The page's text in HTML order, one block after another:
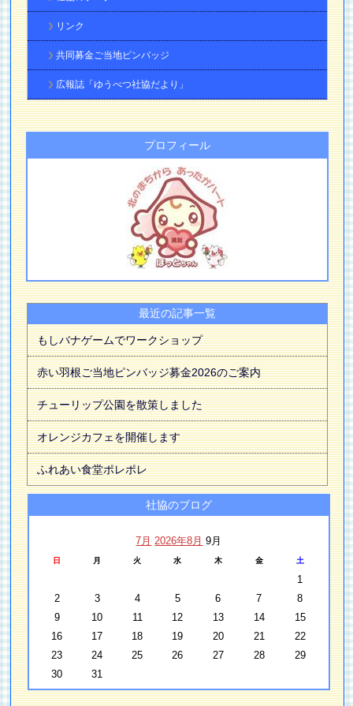
リンク
共同募金ご当地ピンバッジ
広報誌「ゆうべつ社協だより」
プロフィール
最近の記事一覧
もしバナゲームでワークショップ
赤い羽根ご当地ピンバッジ募金2026のご案内
チューリップ公園を散策しました
オレンジカフェを開催します
ふれあい食堂ポレポレ
社協のブログ
7月 2026年8月 9月
日 月 火 水 木 金 土
1
2
3 4 5 6 7
8
9
10 11 12 13 14
15
16
17 18 19 20 21
22
23
24 25 26 27 28
29
30
31